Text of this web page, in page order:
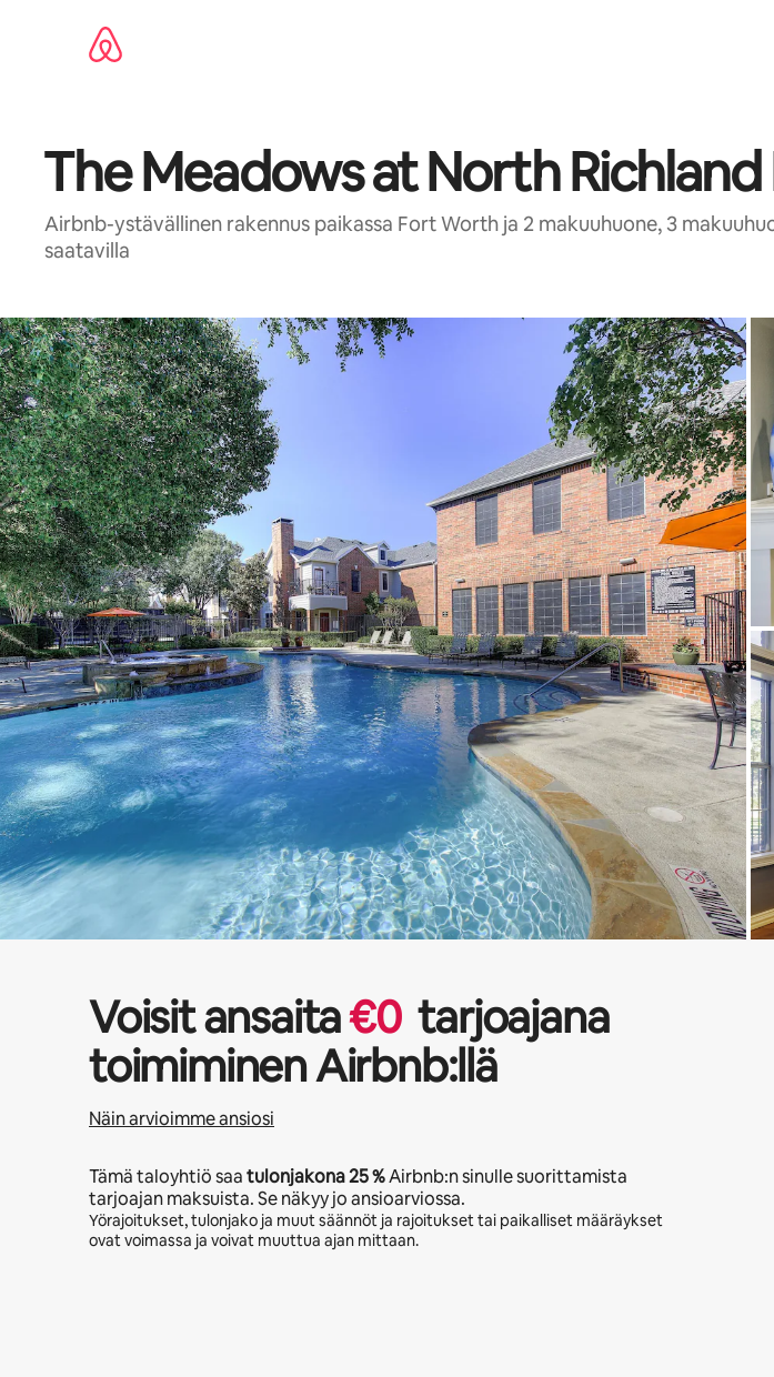
The Meadows at North Richland
Airbnb-ystävällinen rakennus paikassa Fort Worth ja 2 makuuhuone, 3
saatavilla
Voisit ansaita€0 tarjoajana
toimiminen Airbnb:llä
Näin arvioimme ansiosi
Tämä taloyhtiö saatulonjakona25 %Airbnb:n sinulle suorittamista
tarjoajan maksuista. Se näkyy jo ansioarviossa.
Yörajoitukset, tulonjako ja muut säännöt ja rajoitukset tai paikalliset määräykset
ovat voimassa ja voivat muuttua ajan mittaan.